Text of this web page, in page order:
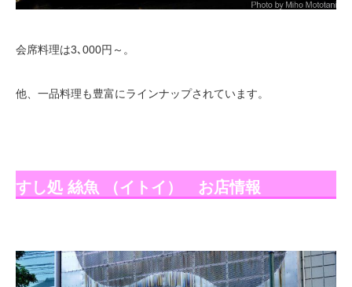
会席料理は3､000円～。
他、一品料理も豊富にラインナップされています。
すし処 絲魚 （イトイ） お店情報